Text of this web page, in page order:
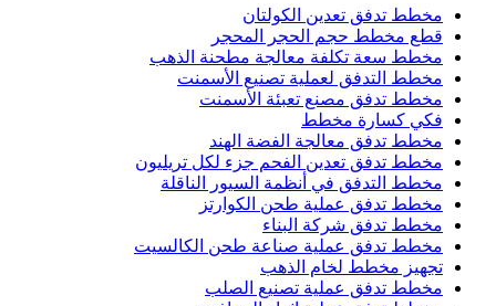
مخطط تدفق تعدين الكولتان
قطع مخطط حجم الحجر المحجر
مخطط سعة تكلفة معالجة مطحنة الذهب
مخطط التدفق لعملية تصنيع الأسمنت
مخطط تدفق مصنع تعبئة الأسمنت
فكي كسارة مخطط
مخطط تدفق معالجة الفضة الهند
مخطط تدفق تعدين الفحم جزء لكل تريليون
مخطط التدفق في أنظمة السيور الناقلة
مخطط تدفق عملية طحن الكوارتز
مخطط تدفق شركة البناء
مخطط تدفق عملية صناعة طحن الكالسيت
تجهيز مخطط لخام الذهب
مخطط تدفق عملية تصنيع الصلب